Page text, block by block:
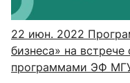
22 июн. 2022
бизнеса» на
программами ЭФ